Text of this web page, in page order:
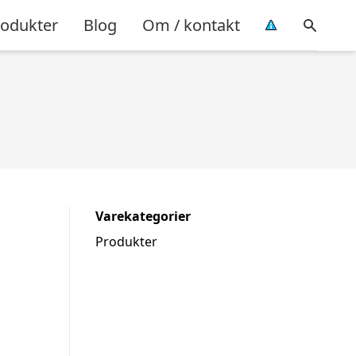
Blog Om / kontakt
Varekategorier
Produkter